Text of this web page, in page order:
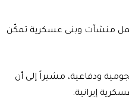
تشمل منشآت وبنى عسكرية تمكّن
ودفاعية، مشيراً إلى أن